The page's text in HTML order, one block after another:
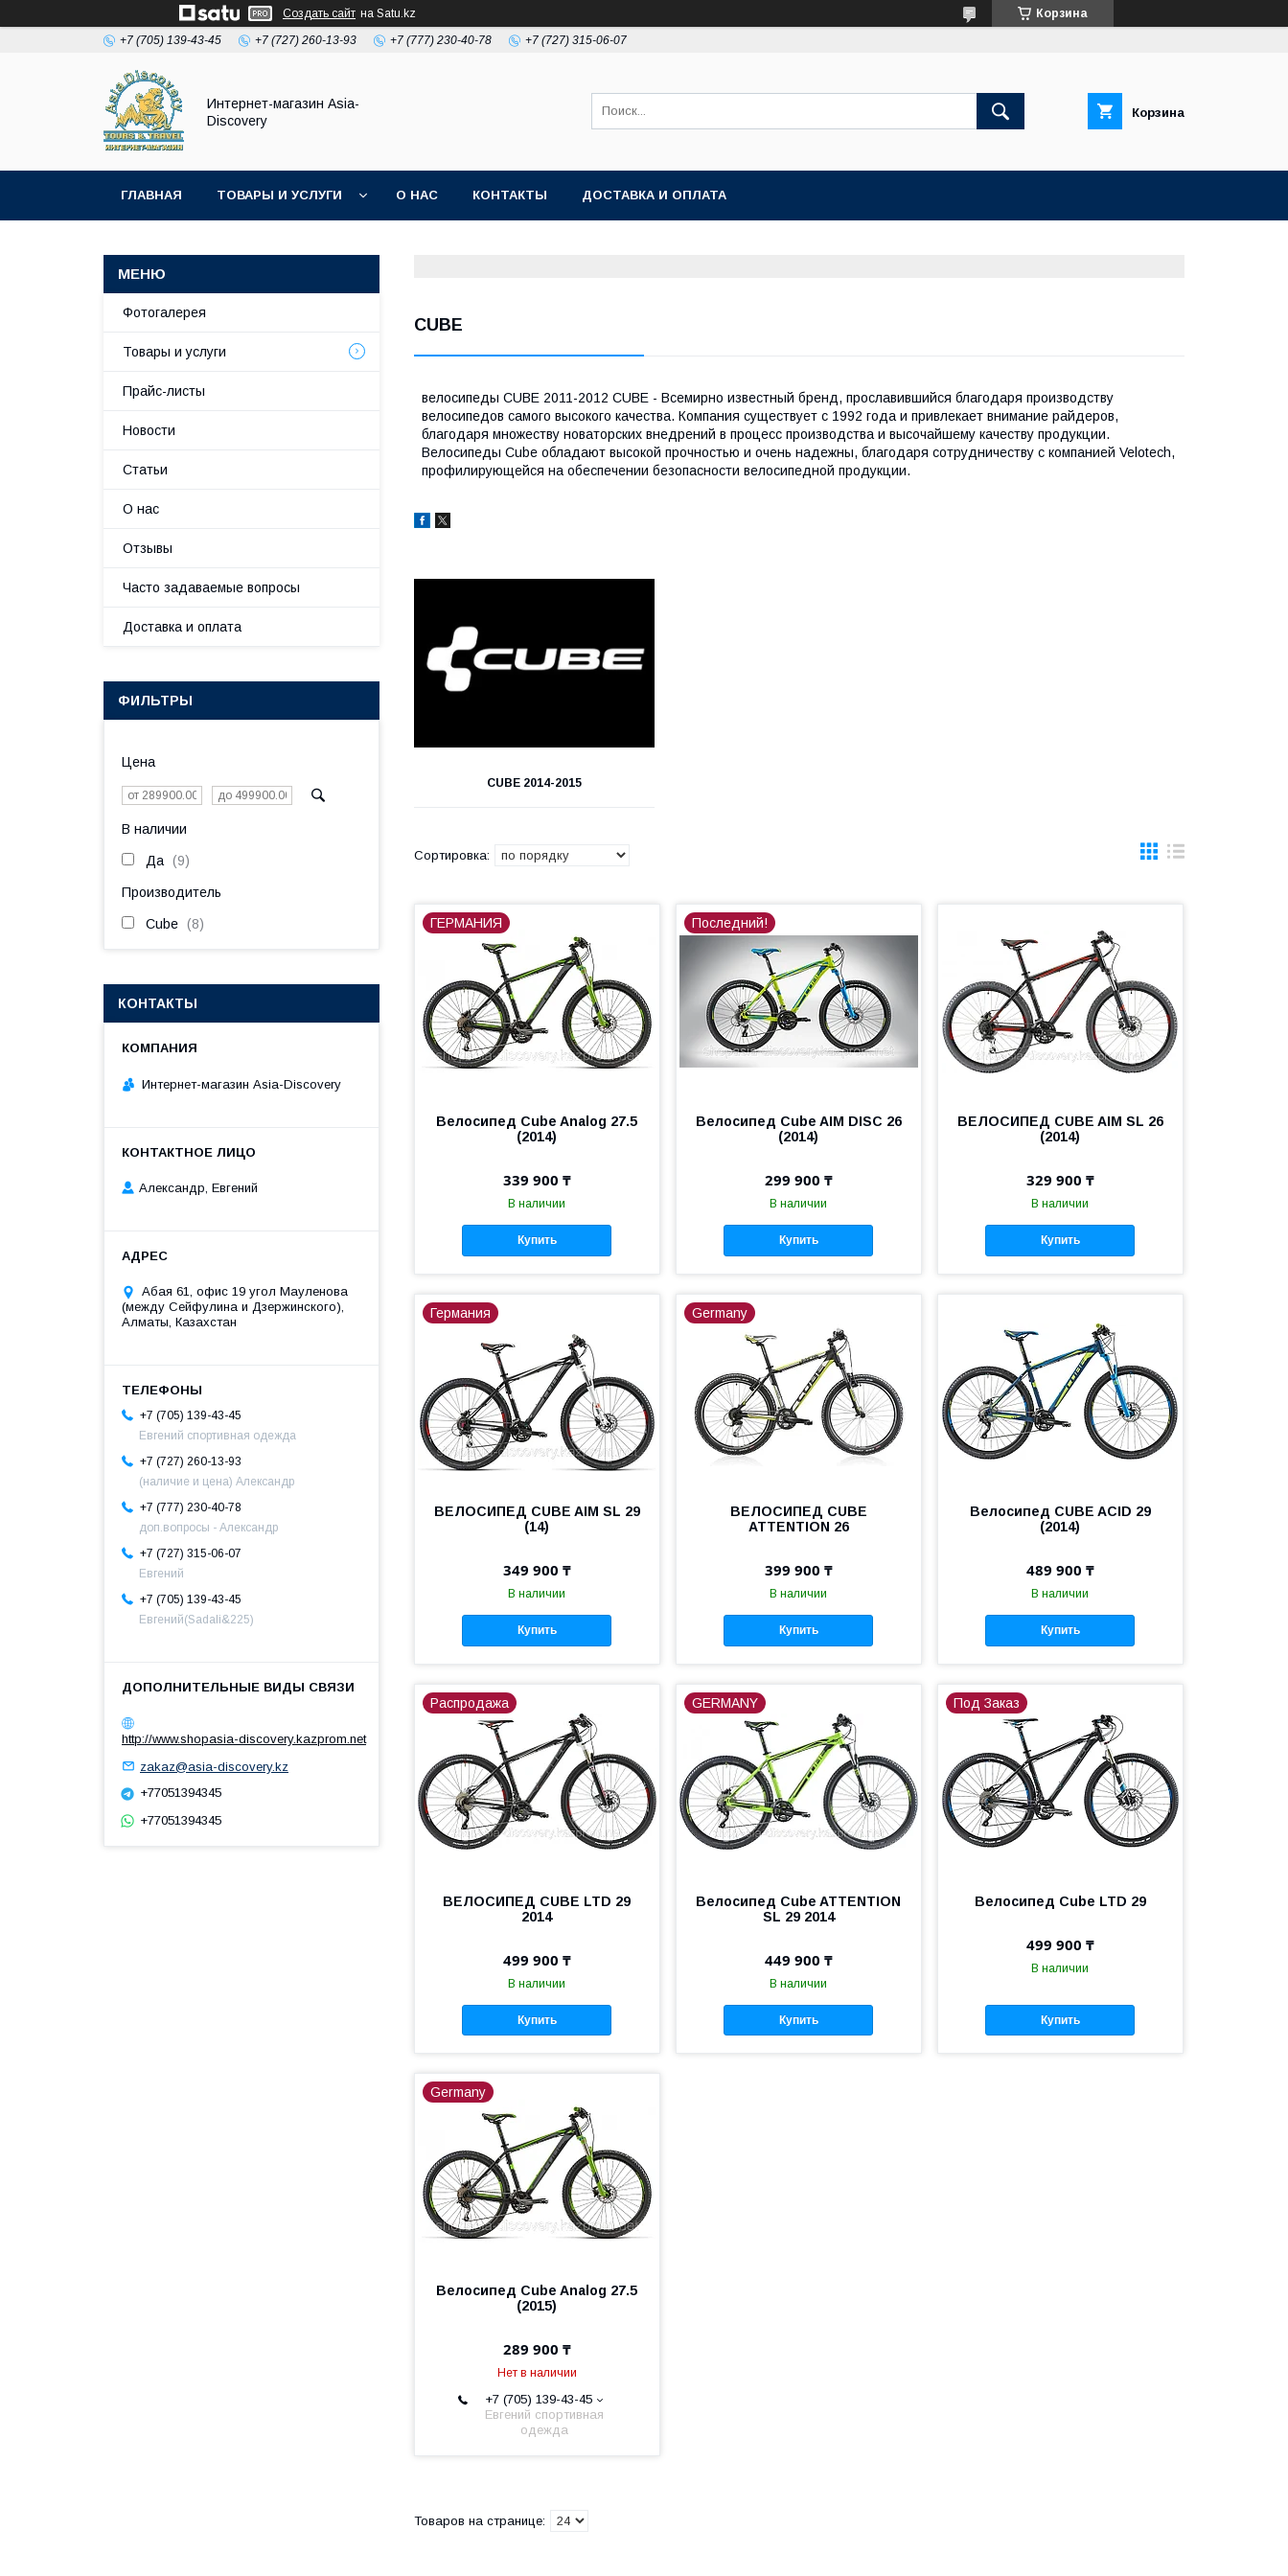
Создать сайт на Satu.kz Корзина
+7 (705) 139-43-45 +7 (727) 260-13-93 +7 (777) 230-40-78 +7 (727) 315-06-07
Интернет-магазин Asia-
Discovery
Корзина
ГЛАВНАЯ ТОВАРЫ И УСЛУГИ О НАС КОНТАКТЫ ДОСТАВКА И ОПЛАТА
CUBE
велосипеды CUBE 2011-2012 CUBE - Всемирно известный бренд, прославившийся благодаря производству
велосипедов самого высокого качества. Компания существует с 1992 года и привлекает внимание райдеров,
благодаря множеству новаторских внедрений в процесс производства и высочайшему качеству продукции.
Велосипеды Cube обладают высокой прочностью и очень надежны, благодаря сотрудничеству с компанией Velotech,
профилирующейся на обеспечении безопасности велосипедной продукции.
CUBE 2014-2015
ГЕРМАНИЯ
Велосипед Cube Analog 27.5
(2014)
339 900 ₸
В наличии
Купить
Последний!
Велосипед Cube AIM DISC 26
(2014)
299 900 ₸
В наличии
Купить
ВЕЛОСИПЕД CUBE AIM SL 26
(2014)
329 900 ₸
В наличии
Купить
Германия
ВЕЛОСИПЕД CUBE AIM SL 29
(14)
349 900 ₸
В наличии
Купить
Germany
ВЕЛОСИПЕД CUBE
ATTENTION 26
399 900 ₸
В наличии
Купить
Велосипед CUBE ACID 29
(2014)
489 900 ₸
В наличии
Купить
Распродажа
ВЕЛОСИПЕД CUBE LTD 29
2014
499 900 ₸
В наличии
Купить
GERMANY
Велосипед Cube ATTENTION
SL 29 2014
449 900 ₸
В наличии
Купить
Под Заказ
Велосипед Cube LTD 29
499 900 ₸
В наличии
Купить
Germany
Велосипед Cube Analog 27.5
(2015)
289 900 ₸
Нет в наличии
+7 (705) 139-43-45
Евгений спортивная
одежда
Фотогалерея
Товары и услуги
Прайс-листы
Новости
Статьи
О нас
Отзывы
Часто задаваемые вопросы
Доставка и оплата
ФИЛЬТРЫ
Цена
В наличии
Да 9
Производитель
Cube 8
КОНТАКТЫ
Интернет-магазин Asia-Discovery
Александр, Евгений
Абая 61, офис 19 угол Мауленова
(между Сейфулина и Дзержинского),
Алматы, Казахстан
+7 (705) 139-43-45
Евгений спортивная одежда
+7 (727) 260-13-93
(наличие и цена) Александр
+7 (777) 230-40-78
доп.вопросы - Александр
+7 (727) 315-06-07
Евгений
+7 (705) 139-43-45
Евгений(Sadali&225)
http://www.shopasia-discovery.kazprom.net
zakaz@asia-discovery.kz
+77051394345
+77051394345